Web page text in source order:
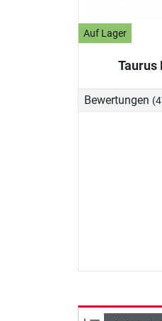
Auf Lager
Taurus
Bewertungen